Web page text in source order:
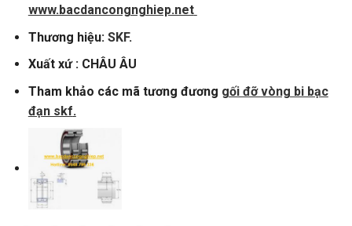
www.bacdancongnghiep.net
Thương hiệu: SKF.
Xuất xứ : CHÂU ÂU
Tham khảo các mã tương đương gối đỡ vòng bi bạc
đạn skf.